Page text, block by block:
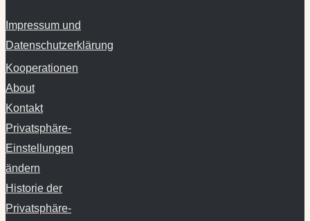
Impressum und
Datenschutzerklärung
Kooperationen
About
Kontakt
Privatsphäre-
Einstellungen
ändern
Historie der
Privatsphäre-